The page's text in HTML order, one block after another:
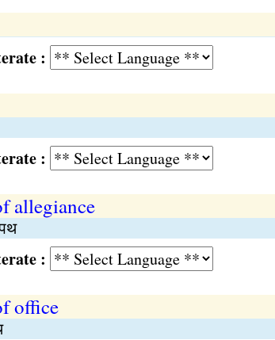
:
:
allegiance
:
office